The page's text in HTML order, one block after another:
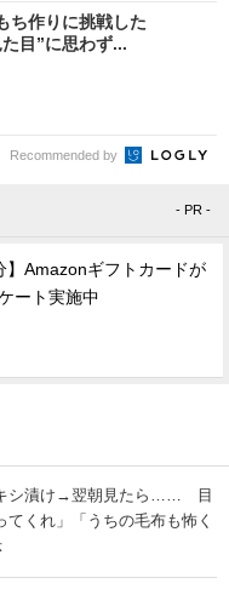
ち作りに挑戦した
目”に思わず...
Recommended by
- PR -
】Amazonギフトカードが
ート実施中
シ漬け→翌朝見たら…… 目
くれ」「うちの毛布も怖く